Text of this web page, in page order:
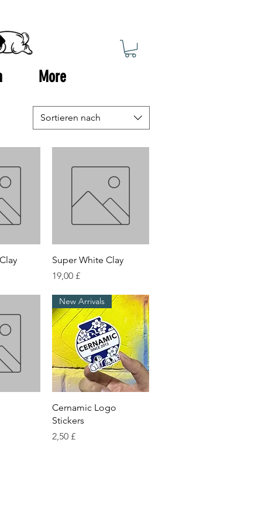
More
Sortieren nach
Schnellansicht
Super White Clay
Preis
19,00 £
Schnellansicht
New Arrivals
Cernamic Logo
Stickers
Preis
2,50 £